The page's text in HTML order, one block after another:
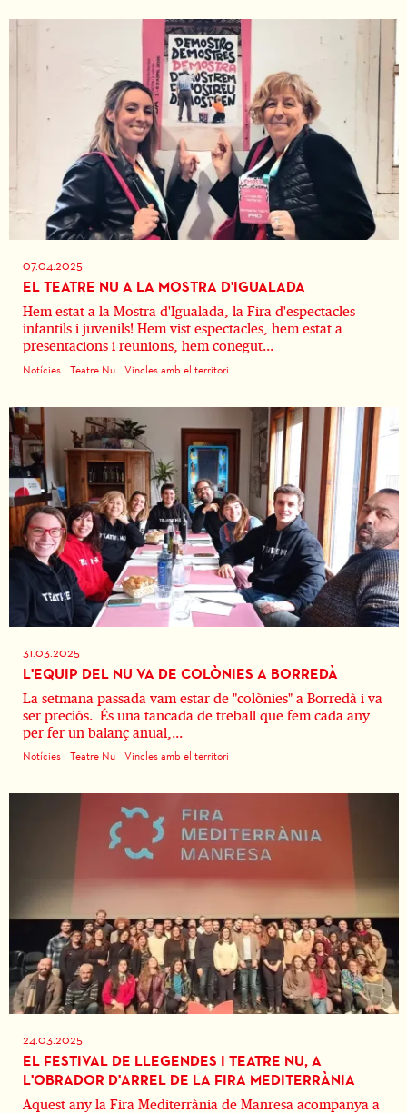
07.04.2025
EL TEATRE NU A LA MOSTRA D'IGUALADA
Hem estat a la Mostra d'Igualada, la Fira d'espectacles
infantils i juvenils! Hem vist espectacles, hem estat a
presentacions i reunions, hem conegut...
Notícies Teatre Nu Vincles amb el territori
31.03.2025
L'EQUIP DEL NU VA DE COLÒNIES A BORREDÀ
La setmana passada vam estar de "colònies" a Borredà i va
ser preciós. És una tancada de treball que fem cada any
per fer un balanç anual,...
Notícies Teatre Nu Vincles amb el territori
24.03.2025
EL FESTIVAL DE LLEGENDES I TEATRE NU, A
L'OBRADOR D'ARREL DE LA FIRA MEDITERRÀNIA
Aquest any la Fira Mediterrània de Manresa acompanya a